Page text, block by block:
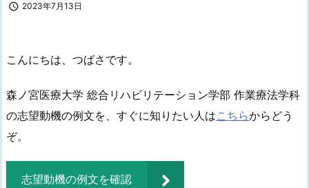
 2023年7月13日
こんにちは、つばさです。
森ノ宮医療大学 総合リハビリテーション学部 作業療法学科
の志望動機の例文を、すぐに知りたい人はこちらからどう
ぞ。
志望動機の例文を確認